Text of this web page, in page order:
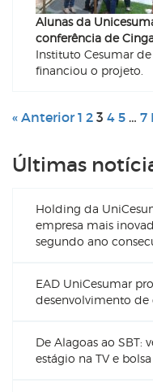
Alunas da
conferência de
Instituto Cesumar
financiou o projeto.
« Anterior 1 2 3 4 5 … 7
Últimas
Holding da
empresa mais
segundo ano
EAD UniCesumar
desenvolvimento de
De Alagoas ao SBT:
estágio na TV e